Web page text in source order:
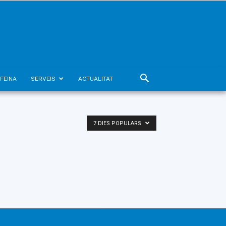
SERVEIS ACTUALITAT
7 DIES POPULARS